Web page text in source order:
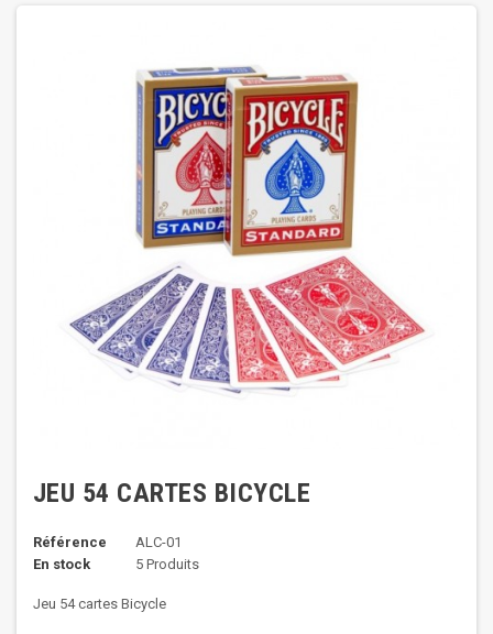
JEU 54 CARTES BICYCLE
Référence
ALC-01
En stock
5 Produits
Jeu 54 cartes Bicycle